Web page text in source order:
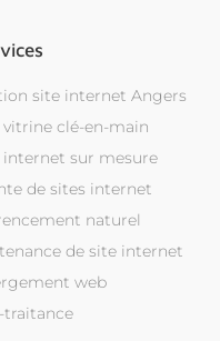
site internet Angers
vitrine clé-en-main
internet sur mesure
de sites internet
naturel
de site internet
web
traitance